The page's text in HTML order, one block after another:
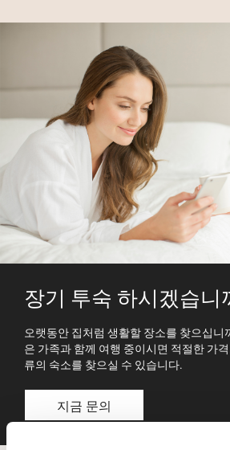
장기 투숙 하시겠습니
오랫동안 집처럼 생활할 장소를 찾으십니
은 가족과 함께 여행 중이시면 적절한 가
류의 숙소를 찾으실 수 있습니다.
지금 문의